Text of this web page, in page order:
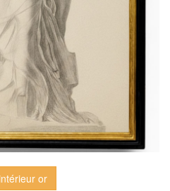
or